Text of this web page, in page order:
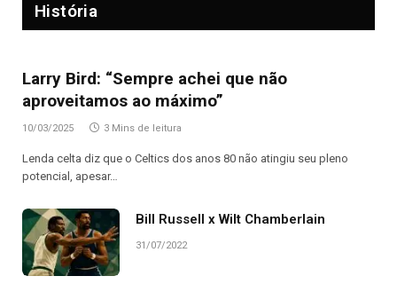
História
Larry Bird: “Sempre achei que não
aproveitamos ao máximo”
10/03/2025 3 Mins de leitura
Lenda celta diz que o Celtics dos anos 80 não atingiu seu pleno
potencial, apesar…
Bill Russell x Wilt Chamberlain
31/07/2022